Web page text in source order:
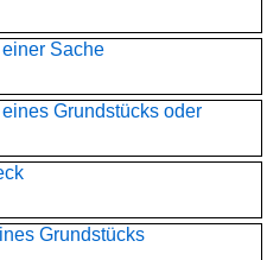
Sache
Grundstücks oder
Grundstücks